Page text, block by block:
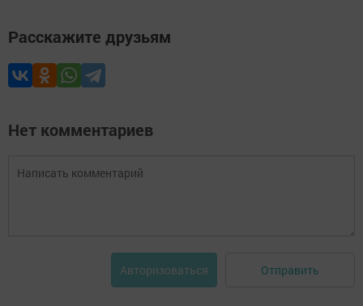
Расскажите друзьям
Нет комментариев
Авторизоваться Отправить